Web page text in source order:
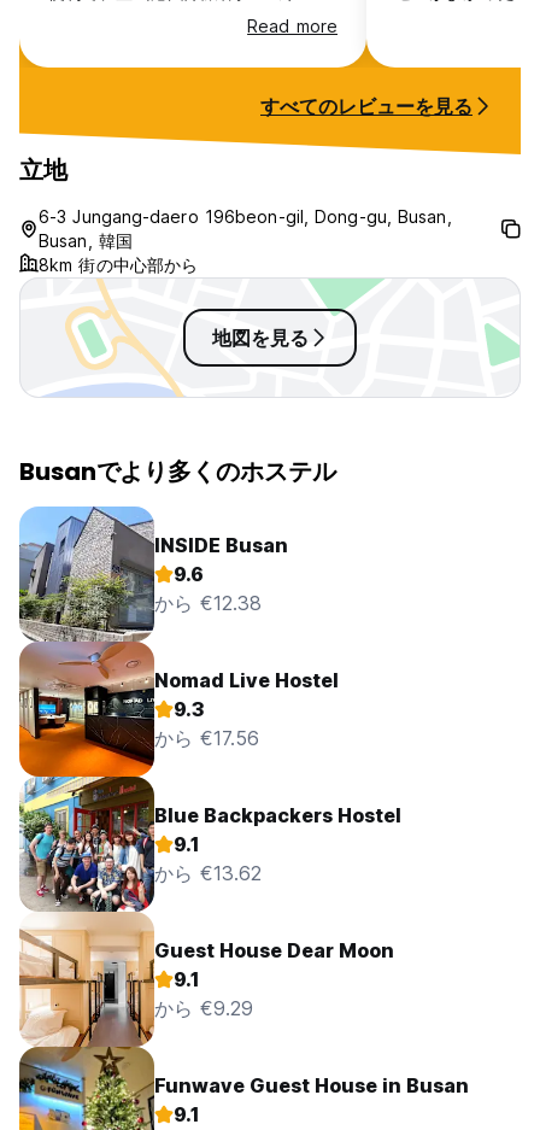
らも近いので、歩いて20〜30分で来
れます。チェックイン前・チェックア
ウト後で荷物を預かってもらえたので
綺麗で2人でキャリーケースを広げる
スペースも十分にありました。スタッ
フの方々がフレンドリーで雰囲気がと
ても良かったです^_^ ○悪かった点 2
段ベッドだったのですが、作りが緩い
のか少しでも動くと揺れます。トイレ
から若干下水の臭いが上がってきてま
した。シャワールームのドアを閉めて
おけば気になりませんでした。 受付
はカフェと併設されており、宿泊者は
ドリンクが全部500Ｗで購入できま
す。私達はシャワーとベッドがあれば
充分だったので、立地も良く値段も安
Read more
なければならない
なく過ごせました
すべてのレビューを見る
立地
6-3 Jungang-daero 196beon-gil, Dong-gu, Busan,
Busan, 韓国
8km 街の中心部から
地図を見る
Busanでより多くのホステル
INSIDE Busan
9.6
から €12.38
Nomad Live Hostel
9.3
から €17.56
Blue Backpackers Hostel
9.1
から €13.62
Guest House Dear Moon
9.1
から €9.29
Funwave Guest House in Busan
9.1